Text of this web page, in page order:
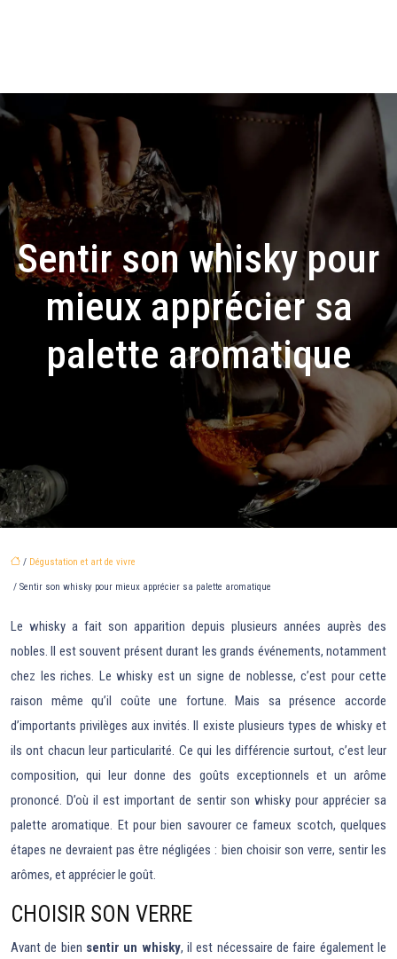
Sentir son whisky pour
mieux apprécier sa
palette aromatique
/ Dégustation et art de vivre
/ Sentir son whisky pour mieux apprécier sa palette aromatique
Le whisky a fait son apparition depuis plusieurs années auprès des
nobles. Il est souvent présent durant les grands événements, notamment
chez les riches. Le whisky est un signe de noblesse, c’est pour cette
raison même qu’il coûte une fortune. Mais sa présence accorde
d’importants privilèges aux invités. Il existe plusieurs types de whisky et
ils ont chacun leur particularité. Ce qui les différencie surtout, c’est leur
composition, qui leur donne des goûts exceptionnels et un arôme
prononcé. D’où il est important de sentir son whisky pour apprécier sa
palette aromatique. Et pour bien savourer ce fameux scotch, quelques
étapes ne devraient pas être négligées : bien choisir son verre, sentir les
arômes, et apprécier le goût.
CHOISIR SON VERRE
Avant de bien sentir un whisky, il est nécessaire de faire également le